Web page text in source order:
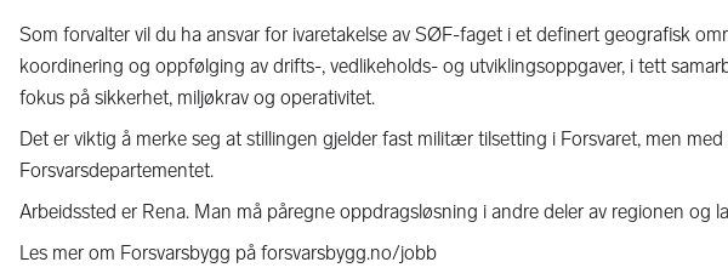
Som forvalter vil du ha ansvar for ivaretakelse av SØF-faget i et definert geografisk
koordinering og oppfølging av drifts-, vedlikeholds- og utviklingsoppgaver, i tett
fokus på sikkerhet, miljøkrav og operativitet.
Det er viktig å merke seg at stillingen gjelder fast militær tilsetting i Forsvaret, men
Forsvarsdepartementet.
Arbeidssted er Rena. Man må påregne oppdragsløsning i andre deler av regionen og
Les mer om Forsvarsbygg på forsvarsbygg.no/jobb